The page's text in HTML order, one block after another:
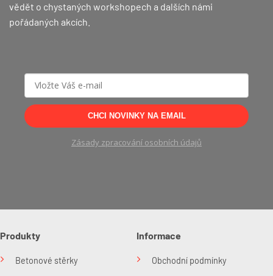
produktu
vědět o chystaných workshopech a dalších námi
pořádaných akcích.
CHCI NOVINKY NA EMAIL
Zásady zpracování osobních údajů
Produkty
Betonové stěrky
Informace
Obchodní podmínky